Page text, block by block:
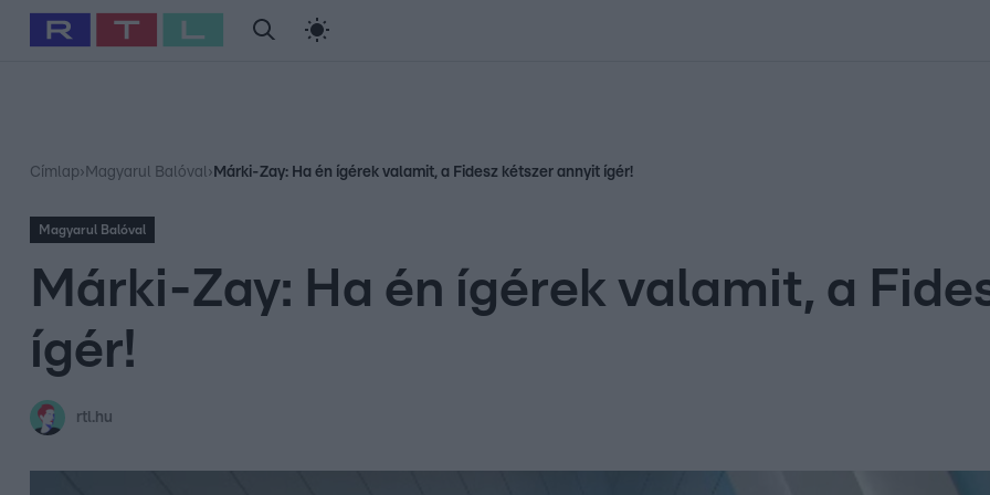
Babits Marcella Szellő István Most Wanted
Címlap› Magyarul Balóval› Márki-Zay: Ha én ígérek valamit, a Fidesz kétszer annyit ígér!
Magyarul Balóval
Márki-Zay: Ha én ígérek valamit, a
ígér!
rtl.hu